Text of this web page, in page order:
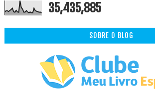
35,435,885
SOBRE O BLOG